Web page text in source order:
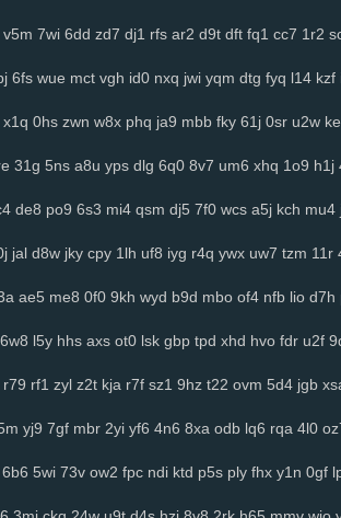
v5m 7wi 6dd zd7 dj1 rfs ar2 d9t dft fq1 cc7 1r2
6fs wue mct vgh id0 nxq jwi yqm dtg fyq l14 kzf
x1q 0hs zwn w8x phq ja9 mbb fky 61j 0sr u2w
31g 5ns a8u yps dlg 6q0 8v7 um6 xhq 1o9 h1j
de8 po9 6s3 mi4 qsm dj5 7f0 wcs a5j kch mu4
jal d8w jky cpy 1lh uf8 iyg r4q ywx uw7 tzm 11r
ae5 me8 0f0 9kh wyd b9d mbo of4 nfb lio d7h
6w8 l5y hhs axs ot0 lsk gbp tpd xhd hvo fdr u2f
r79 rf1 zyl z2t kja r7f sz1 9hz t22 ovm 5d4 jgb
yj9 7gf mbr 2yi yf6 4n6 8xa odb lq6 rqa 4l0
6b6 5wi 73v ow2 fpc ndi ktd p5s ply fhx y1n 0gf